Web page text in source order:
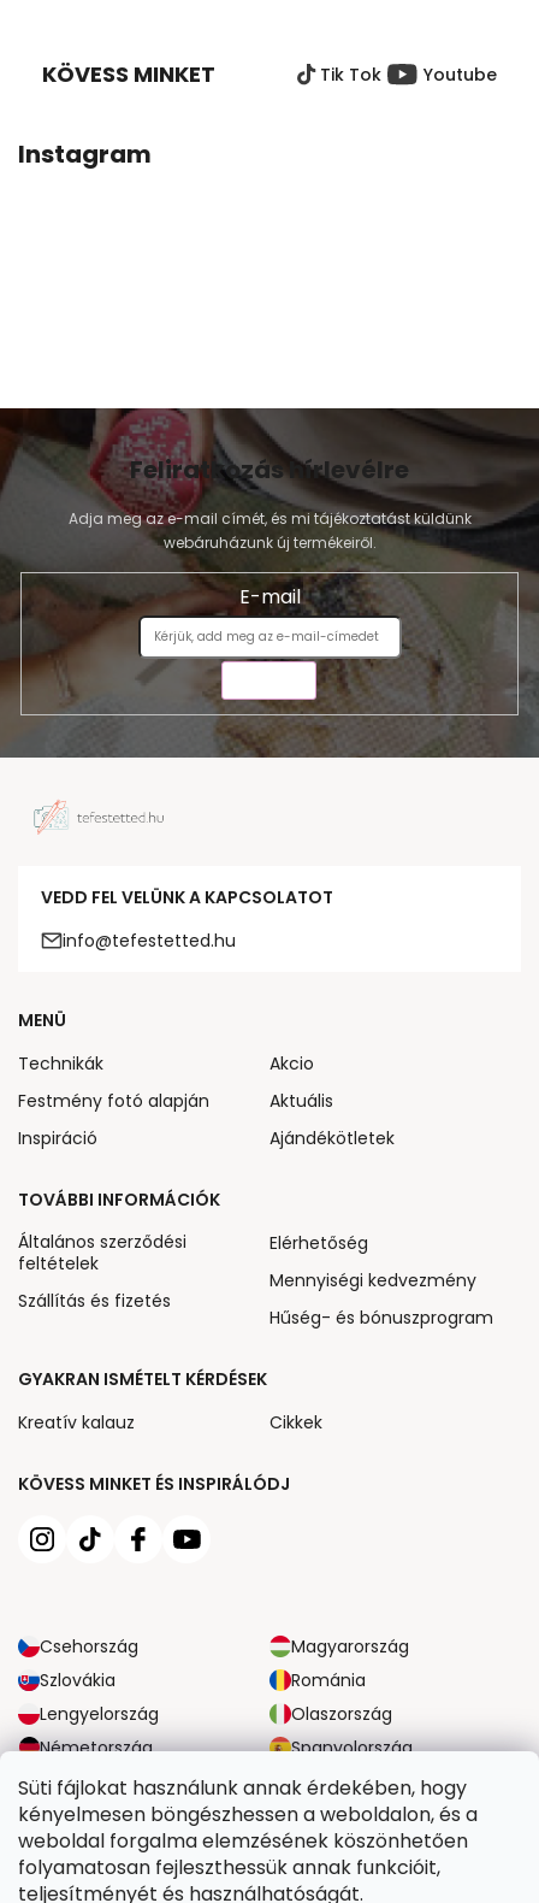
Süti fájlokat használunk annak érdekében, hogy
kényelmesen böngészhessen a weboldalon, és a
weboldal forgalma elemzésének köszönhetően
folyamatosan fejleszthessük annak funkcióit,
teljesítményét és használhatóságát.
KÖVESS MINKET Tik Tok Youtube
Instagram
Feliratkozás hírlevélre
Adja meg az e-mail címét, és mi tájékoztatást küldünk
webáruházunk új termékeiről.
E-mail
VEDD FEL VELÜNK A KAPCSOLATOT
info@tefestetted.hu
KÖVESS MINKET ÉS INSPIRÁLÓDJ
Csehország
Magyarország
Szlovákia
Románia
Lengyelország
Olaszország
Németország
Spanyolország
Nagy-Britannia
Ausztria
MENÜ
Technikák
Festmény fotó alapján
Inspiráció
Akcio
Aktuális
Ajándékötletek
TOVÁBBI INFORMÁCIÓK
Általános szerződési
feltételek
Szállítás és fizetés
Elérhetőség
Mennyiségi kedvezmény
Hűség- és bónuszprogram
GYAKRAN ISMÉTELT KÉRDÉSEK
Kreatív kalauz
Cikkek
MEGBÍZHATÓ SZÁLLÍTÁSI LEHETŐSÉGEK